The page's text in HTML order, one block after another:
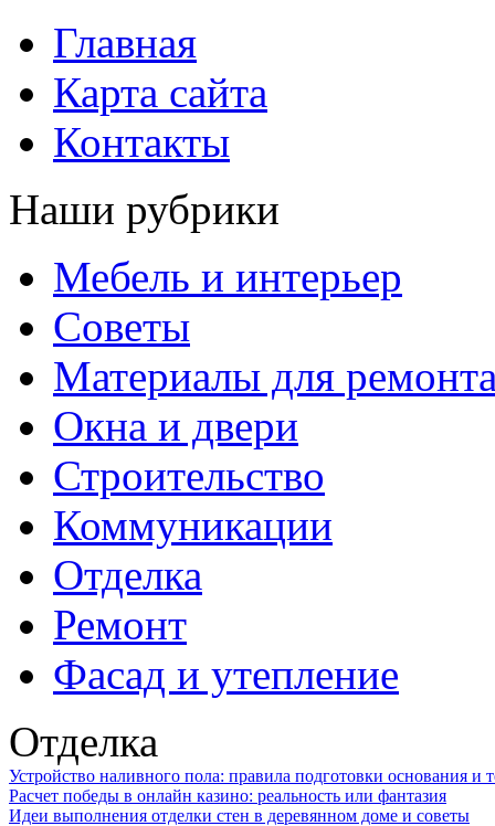
Главная
Карта сайта
Контакты
Наши рубрики
Мебель и интерьер
Советы
Материалы для
Окна и двери
Строительство
Коммуникации
Отделка
Ремонт
Фасад и утепление
Отделка
Устройство наливного пола: правила подготовки основания и
Расчет победы в онлайн казино: реальность или фантазия
Идеи выполнения отделки стен в деревянном доме и советы